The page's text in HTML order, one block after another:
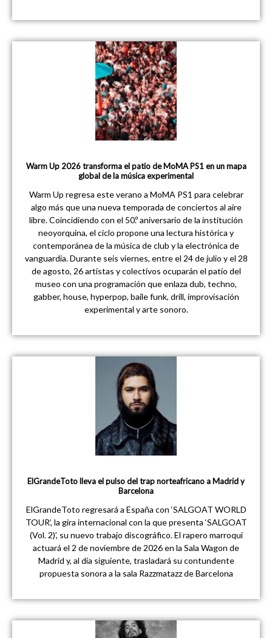
Warm Up 2026 transforma el patio de MoMA PS1 en un mapa
global de la música experimental
Warm Up regresa este verano a MoMA PS1 para celebrar
algo más que una nueva temporada de conciertos al aire
libre. Coincidiendo con el 50.º aniversario de la institución
neoyorquina, el ciclo propone una lectura histórica y
contemporánea de la música de club y la electrónica de
vanguardia. Durante seis viernes, entre el 24 de julio y el 28
de agosto, 26 artistas y colectivos ocuparán el patio del
museo con una programación que enlaza dub, techno,
gabber, house, hyperpop, baile funk, drill, improvisación
experimental y arte sonoro.
ElGrandeToto lleva el pulso del trap norteafricano a Madrid y
Barcelona
ElGrandeToto regresará a España con ‘SALGOAT WORLD
TOUR’, la gira internacional con la que presenta ‘SALGOAT
(Vol. 2)’, su nuevo trabajo discográfico. El rapero marroquí
actuará el 2 de noviembre de 2026 en la Sala Wagon de
Madrid y, al día siguiente, trasladará su contundente
propuesta sonora a la sala Razzmatazz de Barcelona